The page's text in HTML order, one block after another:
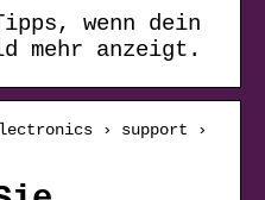
wenn dein
mehr anzeigt.
› support ›